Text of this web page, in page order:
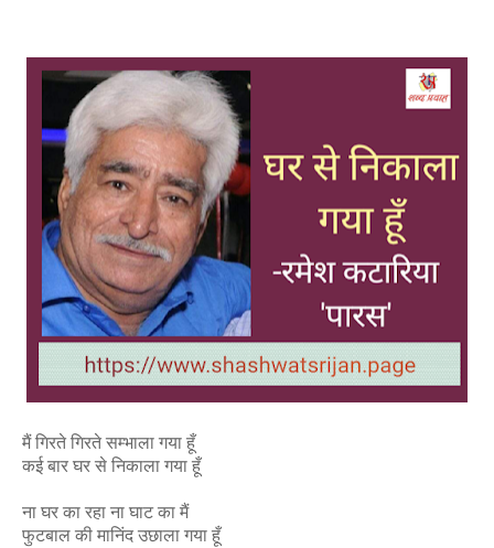
मैं गिरते गिरते सम्भाला गया हूँ
कई बार घर से निकाला गया हूँ
ना घर का रहा ना घाट का मैं
फुटबाल की मानिंद उछाला गया हूँ